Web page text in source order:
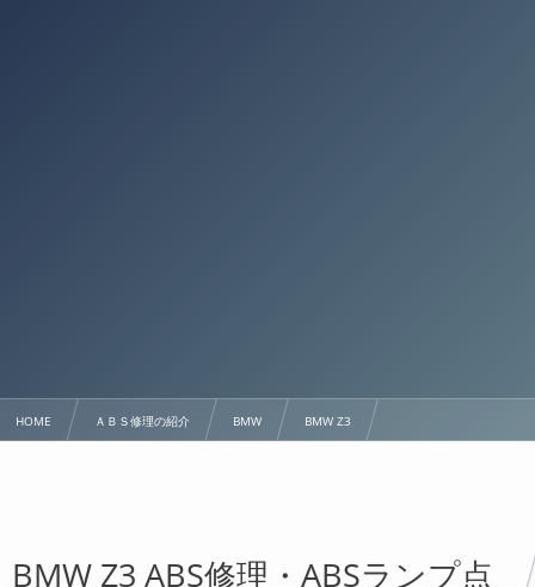
HOME ＡＢＳ修理の紹介 BMW BMW Z3
BMW Z3 ABS修理・ABSランプ点